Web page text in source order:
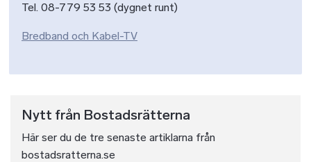
Tel. 08-779 53 53 (dygnet runt)
Bredband och Kabel-TV
Nytt från Bostadsrätterna
Här ser du de tre senaste artiklarna från
bostadsratterna.se